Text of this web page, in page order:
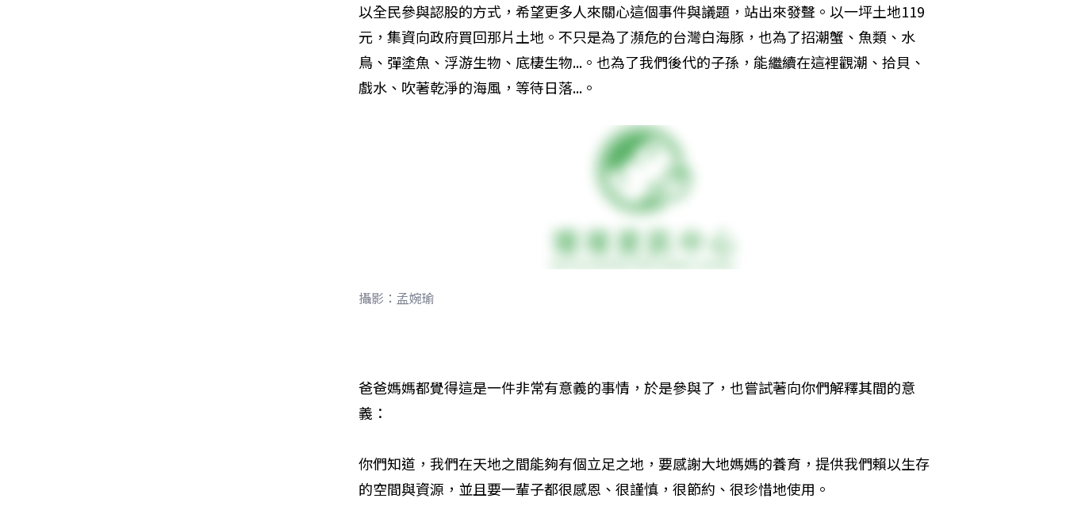
以全民參與認股的方式，希望更多人來關心這個事件與議題，站出來發聲。以一坪土地119
元，集資向政府買回那片土地。不只是為了瀕危的台灣白海豚，也為了招潮蟹、魚類、水
鳥、彈塗魚、浮游生物、底棲生物...。也為了我們後代的子孫，能繼續在這裡觀潮、拾貝、
戲水、吹著乾淨的海風，等待日落...。
攝影：孟婉瑜
爸爸媽媽都覺得這是一件非常有意義的事情，於是參與了，也嘗試著向你們解釋其間的意
義：
你們知道，我們在天地之間能夠有個立足之地，要感謝大地媽媽的養育，提供我們賴以生存
的空間與資源，並且要一輩子都很感恩、很謹慎，很節約、很珍惜地使用。